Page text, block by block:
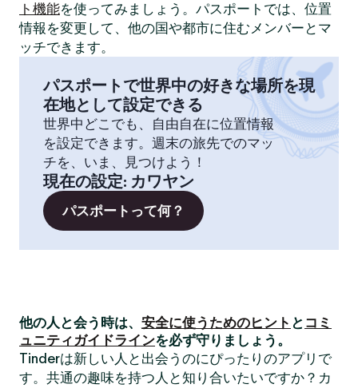
ト機能を使ってみましょう。パスポートでは、位置
情報を変更して、他の国や都市に住むメンバーとマ
ッチできます。
パスポートで世界中の好きな場所を現
在地として設定できる
世界中どこでも、自由自在に位置情報
を設定できます。週末の旅先でのマッ
チを、いま、見つけよう！
現在の設定: カワヤン
パスポートって何？
他の人と会う時は、 安全に使うためのヒント と コミ
ュニティガイドラインを必ず守りましょう。
Tinderは新しい人と出会うのにぴったりのアプリで
す。共通の趣味を持つ人と知り合いたいですか？カ